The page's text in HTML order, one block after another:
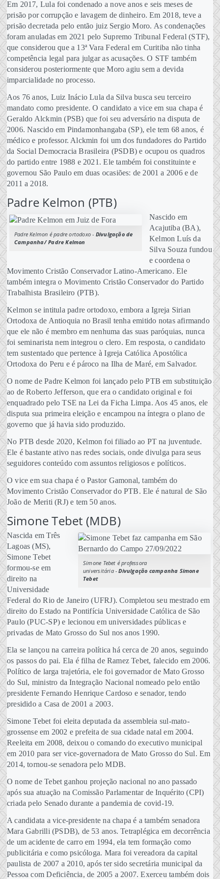
Em 2017, Lula foi condenado a nove anos e seis meses de
prisão por corrupção e lavagem de dinheiro. Em 2018, teve a
prisão decretada pelo então juiz Sergio Moro. As condenações
foram anuladas em 2021 pelo Supremo Tribunal Federal (STF),
que considerou que a 13ª Vara Federal em Curitiba não tinha
competência legal para julgar as acusações. O STF também
considerou posteriormente que Moro agiu sem a devida
imparcialidade no processo.
Aos 76 anos, Luiz Inácio Lula da Silva busca seu terceiro
mandato como presidente. O candidato a vice em sua chapa é
Geraldo Alckmin (PSB) que foi seu adversário na disputa de
2006. Nascido em Pindamonhangaba (SP), ele tem 68 anos, é
médico e professor. Alckmin foi um dos fundadores do Partido
da Social Democracia Brasileira (PSDB) e ocupou os quadros
do partido entre 1988 e 2021. Ele também foi constituinte e
governou São Paulo em duas ocasiões: de 2001 a 2006 e de
2011 a 2018.
Padre Kelmon (PTB)
Padre Kelmon é padre ortodoxo - Divulgação de
Campanha/ Padre Kelmon
Nascido em
Acajutiba (BA),
Kelmon Luís da
Silva Souza fundou
e coordena o
Movimento Cristão Conservador Latino-Americano. Ele
também integra o Movimento Cristão Conservador do Partido
Trabalhista Brasileiro (PTB).
Kelmon se intitula padre ortodoxo, embora a Igreja Sirian
Ortodoxa de Antioquia no Brasil tenha emitido notas afirmando
que ele não é membro em nenhuma das suas paróquias, nunca
foi seminarista nem integrou o clero. Em resposta, o candidato
tem sustentado que pertence à Igreja Católica Apostólica
Ortodoxa do Peru e é pároco na Ilha de Maré, em Salvador.
O nome de Padre Kelmon foi lançado pelo PTB em substituição
ao de Roberto Jefferson, que era o candidato original e foi
enquadrado pelo TSE na Lei da Ficha Limpa. Aos 45 anos, ele
disputa sua primeira eleição e encampou na íntegra o plano de
governo que já havia sido produzido.
No PTB desde 2020, Kelmon foi filiado ao PT na juventude.
Ele é bastante ativo nas redes sociais, onde divulga para seus
seguidores conteúdo com assuntos religiosos e políticos.
O vice em sua chapa é o Pastor Gamonal, também do
Movimento Cristão Conservador do PTB. Ele é natural de São
João de Meriti (RJ) e tem 50 anos.
Simone Tebet (MDB)
Simone Tebet é professora
universitária -Divulgação campanha Simone
Tebet
Nascida em Três
Lagoas (MS),
Simone Tebet
formou-se em
direito na
Universidade
Federal do Rio de Janeiro (UFRJ). Completou seu mestrado em
direito do Estado na Pontifícia Universidade Católica de São
Paulo (PUC-SP) e lecionou em universidades públicas e
privadas de Mato Grosso do Sul nos anos 1990.
Ela se lançou na carreira política há cerca de 20 anos, seguindo
os passos do pai. Ela é filha de Ramez Tebet, falecido em 2006.
Político de larga trajetória, ele foi governador de Mato Grosso
do Sul, ministro da Integração Nacional nomeado pelo então
presidente Fernando Henrique Cardoso e senador, tendo
presidido a Casa de 2001 a 2003.
Simone Tebet foi eleita deputada da assembleia sul-mato-
grossense em 2002 e prefeita de sua cidade natal em 2004.
Reeleita em 2008, deixou o comando do executivo municipal
em 2010 para ser vice-governadora de Mato Grosso do Sul. Em
2014, tornou-se senadora pelo MDB.
O nome de Tebet ganhou projeção nacional no ano passado
após sua atuação na Comissão Parlamentar de Inquérito (CPI)
criada pelo Senado durante a pandemia de covid-19.
A candidata a vice-presidente na chapa é a também senadora
Mara Gabrilli (PSDB), de 53 anos. Tetraplégica em decorrência
de um acidente de carro em 1994, ela tem formação como
publicitária e como psicóloga. Mara foi vereadora da capital
paulista de 2007 a 2010, após ter sido secretária municipal da
Pessoa com Deficiência, de 2005 a 2007. Exerceu também dois